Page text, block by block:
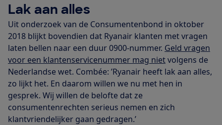
Lak aan alles
Uit onderzoek van de Consumentenbond in oktober
2018 blijkt bovendien dat Ryanair klanten met vragen
laten bellen naar een duur 0900-nummer. Geld vragen
voor een klantenservicenummer mag nietvolgens de
Nederlandse wet. Combée: ’Ryanair heeft lak aan alles,
zo lijkt het. En daarom willen we nu met hen in
gesprek. Wij willen de belofte dat ze
consumentenrechten serieus nemen en zich
klantvriendelijker gaan gedragen.’